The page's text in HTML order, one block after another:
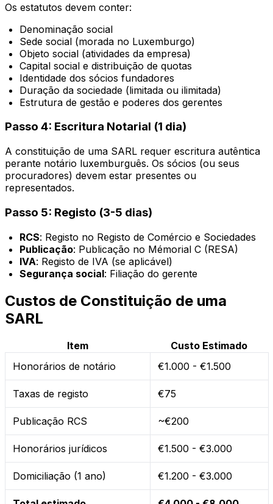
Os estatutos devem conter:
Denominação social
Sede social (morada no Luxemburgo)
Objeto social (atividades da empresa)
Capital social e distribuição de quotas
Identidade dos sócios fundadores
Duração da sociedade (limitada ou ilimitada)
Estrutura de gestão e poderes dos gerentes
Passo 4: Escritura Notarial (1 dia)
A constituição de uma SARL requer escritura autêntica
perante notário luxemburguês. Os sócios (ou seus
procuradores) devem estar presentes ou
representados.
Passo 5: Registo (3-5 dias)
RCS: Registo no Registo de Comércio e Sociedades
Publicação: Publicação no Mémorial C (RESA)
IVA: Registo de IVA (se aplicável)
Segurança social: Filiação do gerente
Custos de Constituição de uma
SARL
Item
Custo Estimado
Honorários de notário
€1.000 - €1.500
Taxas de registo €75
Publicação RCS ~€200
Honorários jurídicos €1.500 - €3.000
Domiciliação (1 ano) €1.200 - €3.000